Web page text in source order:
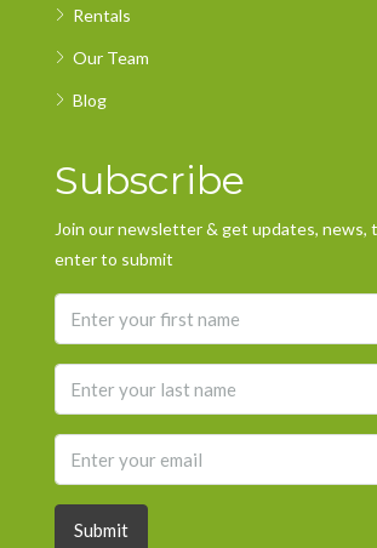
Rentals
Our Team
Blog
Subscribe
Join our newsletter & get updates, news,
enter to submit
Submit